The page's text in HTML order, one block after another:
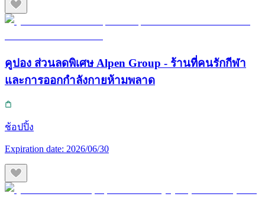
คูปอง ส่วนลดพิเศษ Alpen Group - ร้านที่คนรักกีฬา
และการออกกำลังกายห้ามพลาด
ช้อปปิ้ง
Expiration date: 2026/06/30